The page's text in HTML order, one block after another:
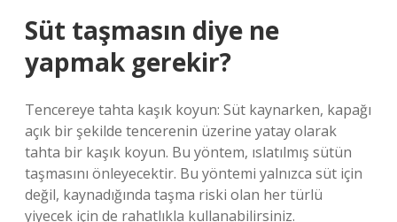
Süt taşmasın diye ne
yapmak gerekir?
Tencereye tahta kaşık koyun: Süt kaynarken, kapağı
açık bir şekilde tencerenin üzerine yatay olarak
tahta bir kaşık koyun. Bu yöntem, ıslatılmış sütün
taşmasını önleyecektir. Bu yöntemi yalnızca süt için
değil, kaynadığında taşma riski olan her türlü
yiyecek için de rahatlıkla kullanabilirsiniz.